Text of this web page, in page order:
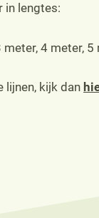
in lengtes:
meter, 4 meter,
lijnen, kijk dan